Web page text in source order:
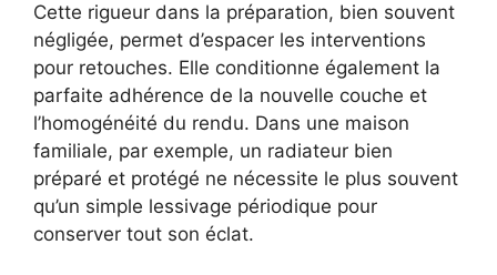
Cette rigueur dans la préparation, bien souvent
négligée, permet d’espacer les interventions
pour retouches. Elle conditionne également la
parfaite adhérence de la nouvelle couche et
l’homogénéité du rendu. Dans une maison
familiale, par exemple, un radiateur bien
préparé et protégé ne nécessite le plus souvent
qu’un simple lessivage périodique pour
conserver tout son éclat.